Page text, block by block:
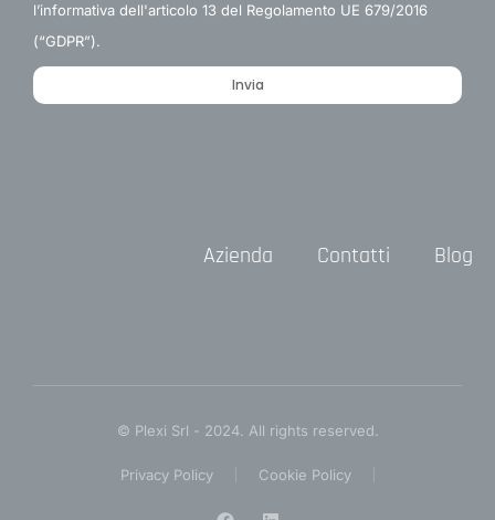
l’informativa dell'articolo 13 del Regolamento UE 679/2016
(“GDPR”).
Invia
Azienda Contatti Blog
© Plexi Srl - 2024. All rights reserved.
Privacy Policy Cookie Policy